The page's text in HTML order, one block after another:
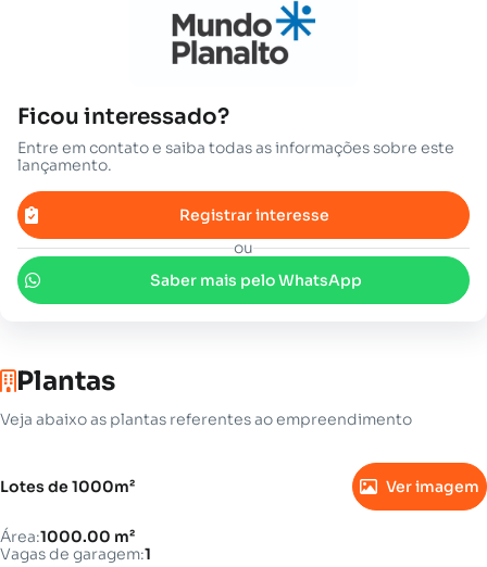
Ficou interessado?
Entre em contato e saiba todas as informações sobre este
lançamento.
Registrar interesse
ou
Saber mais pelo WhatsApp
Plantas
Veja abaixo as plantas referentes ao empreendimento
Lotes de 1000m² Ver imagem
Área:1000.00 m²
Vagas de garagem:1